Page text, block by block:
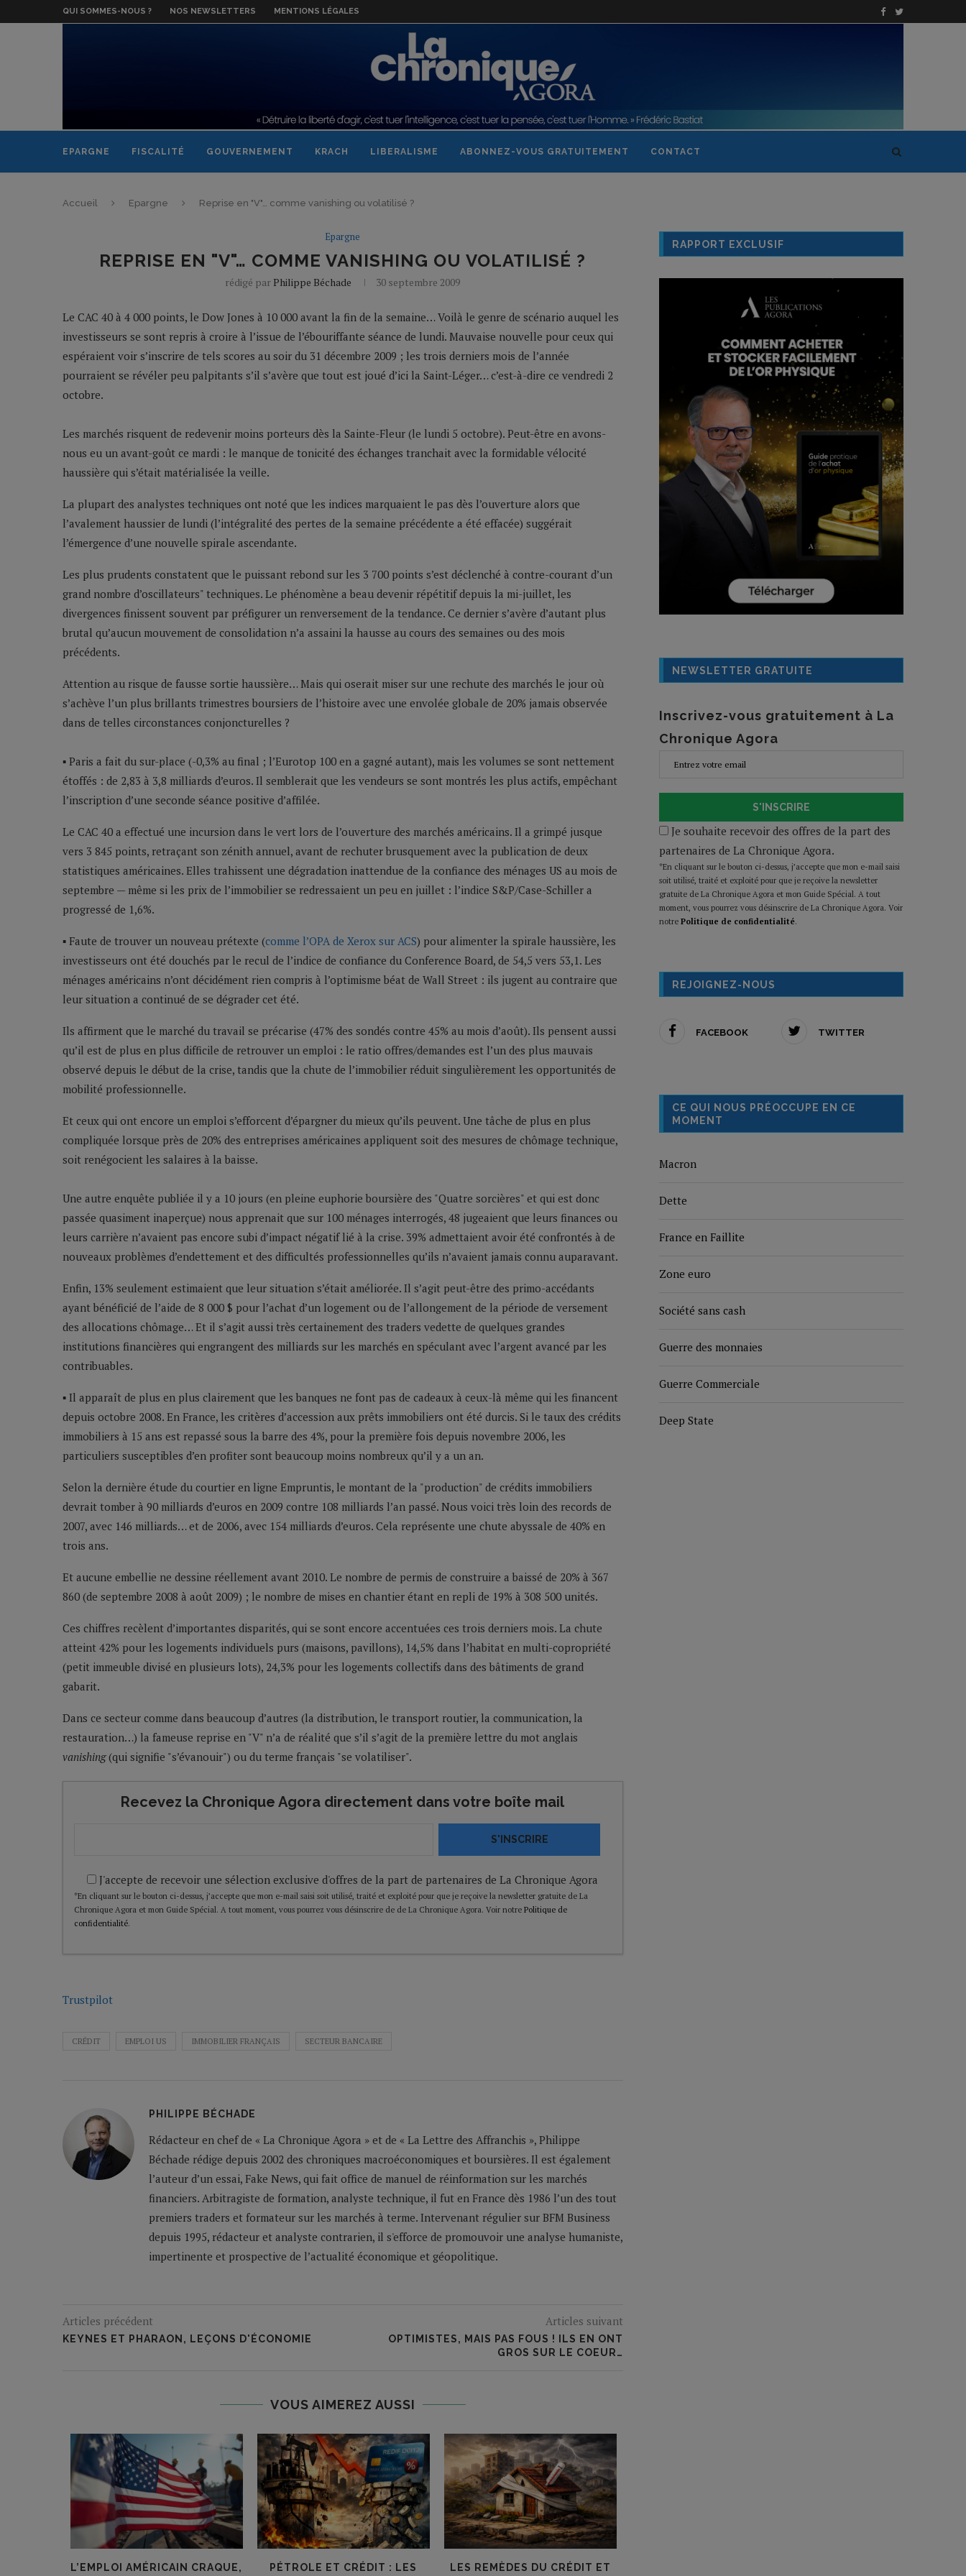
QUI SOMMES-NOUS ? NOS NEWSLETTERS MENTIONS LÉGALES
EPARGNE FISCALITÉ GOUVERNEMENT KRACH LIBERALISME ABONNEZ-VOUS GRATUITEMENT CONTACT
Accueil Epargne Reprise en "V"… comme vanishing ou volatilisé ?
Epargne
REPRISE EN "V"… COMME VANISHING OU VOLATILISÉ ?
rédigé par Philippe Béchade 30 septembre 2009
Le CAC 40 à 4 000 points, le Dow Jones à 10 000 avant la fin de la semaine… Voilà le genre de scénario auquel les
investisseurs se sont repris à croire à l’issue de l’ébouriffante séance de lundi. Mauvaise nouvelle pour ceux qui
espéraient voir s’inscrire de tels scores au soir du 31 décembre 2009 ; les trois derniers mois de l’année
pourraient se révéler peu palpitants s’il s’avère que tout est joué d’ici la Saint-Léger… c’est-à-dire ce vendredi 2
octobre.
Les marchés risquent de redevenir moins porteurs dès la Sainte-Fleur (le lundi 5 octobre). Peut-être en avons-
nous eu un avant-goût ce mardi : le manque de tonicité des échanges tranchait avec la formidable vélocité
haussière qui s’était matérialisée la veille.
La plupart des analystes techniques ont noté que les indices marquaient le pas dès l’ouverture alors que
l’avalement haussier de lundi (l’intégralité des pertes de la semaine précédente a été effacée) suggérait
l’émergence d’une nouvelle spirale ascendante.
Les plus prudents constatent que le puissant rebond sur les 3 700 points s’est déclenché à contre-courant d’un
grand nombre d’oscillateurs" techniques. Le phénomène a beau devenir répétitif depuis la mi-juillet, les
divergences finissent souvent par préfigurer un renversement de la tendance. Ce dernier s’avère d’autant plus
brutal qu’aucun mouvement de consolidation n’a assaini la hausse au cours des semaines ou des mois
précédents.
Attention au risque de fausse sortie haussière… Mais qui oserait miser sur une rechute des marchés le jour où
s’achève l’un plus brillants trimestres boursiers de l’histoire avec une envolée globale de 20% jamais observée
dans de telles circonstances conjoncturelles ?
▪ Paris a fait du sur-place (-0,3% au final ; l’Eurotop 100 en a gagné autant), mais les volumes se sont nettement
étoffés : de 2,83 à 3,8 milliards d’euros. Il semblerait que les vendeurs se sont montrés les plus actifs, empêchant
l’inscription d’une seconde séance positive d’affilée.
Le CAC 40 a effectué une incursion dans le vert lors de l’ouverture des marchés américains. Il a grimpé jusque
vers 3 845 points, retraçant son zénith annuel, avant de rechuter brusquement avec la publication de deux
statistiques américaines. Elles trahissent une dégradation inattendue de la confiance des ménages US au mois de
septembre — même si les prix de l’immobilier se redressaient un peu en juillet : l’indice S&P/Case-Schiller a
progressé de 1,6%.
▪ Faute de trouver un nouveau prétexte (comme l’OPA de Xerox sur ACS) pour alimenter la spirale haussière, les
investisseurs ont été douchés par le recul de l’indice de confiance du Conference Board, de 54,5 vers 53,1. Les
ménages américains n’ont décidément rien compris à l’optimisme béat de Wall Street : ils jugent au contraire que
leur situation a continué de se dégrader cet été.
Ils affirment que le marché du travail se précarise (47% des sondés contre 45% au mois d’août). Ils pensent aussi
qu’il est de plus en plus difficile de retrouver un emploi : le ratio offres/demandes est l’un des plus mauvais
observé depuis le début de la crise, tandis que la chute de l’immobilier réduit singulièrement les opportunités de
mobilité professionnelle.
Et ceux qui ont encore un emploi s’efforcent d’épargner du mieux qu’ils peuvent. Une tâche de plus en plus
compliquée lorsque près de 20% des entreprises américaines appliquent soit des mesures de chômage technique,
soit renégocient les salaires à la baisse.
Une autre enquête publiée il y a 10 jours (en pleine euphorie boursière des "Quatre sorcières" et qui est donc
passée quasiment inaperçue) nous apprenait que sur 100 ménages interrogés, 48 jugeaient que leurs finances ou
leurs carrière n’avaient pas encore subi d’impact négatif lié à la crise. 39% admettaient avoir été confrontés à de
nouveaux problèmes d’endettement et des difficultés professionnelles qu’ils n’avaient jamais connu auparavant.
Enfin, 13% seulement estimaient que leur situation s’était améliorée. Il s’agit peut-être des primo-accédants
ayant bénéficié de l’aide de 8 000 $ pour l’achat d’un logement ou de l’allongement de la période de versement
des allocations chômage… Et il s’agit aussi très certainement des traders vedette de quelques grandes
institutions financières qui engrangent des milliards sur les marchés en spéculant avec l’argent avancé par les
contribuables.
▪ Il apparaît de plus en plus clairement que les banques ne font pas de cadeaux à ceux-là même qui les financent
depuis octobre 2008. En France, les critères d’accession aux prêts immobiliers ont été durcis. Si le taux des crédits
immobiliers à 15 ans est repassé sous la barre des 4%, pour la première fois depuis novembre 2006, les
particuliers susceptibles d’en profiter sont beaucoup moins nombreux qu’il y a un an.
Selon la dernière étude du courtier en ligne Empruntis, le montant de la "production" de crédits immobiliers
devrait tomber à 90 milliards d’euros en 2009 contre 108 milliards l’an passé. Nous voici très loin des records de
2007, avec 146 milliards… et de 2006, avec 154 milliards d’euros. Cela représente une chute abyssale de 40% en
trois ans.
Et aucune embellie ne dessine réellement avant 2010. Le nombre de permis de construire a baissé de 20% à 367
860 (de septembre 2008 à août 2009) ; le nombre de mises en chantier étant en repli de 19% à 308 500 unités.
Ces chiffres recèlent d’importantes disparités, qui se sont encore accentuées ces trois derniers mois. La chute
atteint 42% pour les logements individuels purs (maisons, pavillons), 14,5% dans l’habitat en multi-copropriété
(petit immeuble divisé en plusieurs lots), 24,3% pour les logements collectifs dans des bâtiments de grand
gabarit.
Dans ce secteur comme dans beaucoup d’autres (la distribution, le transport routier, la communication, la
restauration…) la fameuse reprise en "V" n’a de réalité que s’il s’agit de la première lettre du mot anglais
vanishing(qui signifie "s’évanouir") ou du terme français "se volatiliser".
Recevez la Chronique Agora directement dans votre boîte mail
S'INSCRIRE
J'accepte de recevoir une sélection exclusive d'offres de la part de partenaires de La Chronique Agora
*En cliquant sur le bouton ci-dessus, j’accepte que mon e-mail saisi soit utilisé, traité et exploité pour que je reçoive la newsletter gratuite de La
Chronique Agora et mon Guide Spécial. A tout moment, vous pourrez vous désinscrire de de La Chronique Agora. Voir notre Politique de
confidentialité.
Trustpilot
CRÉDIT EMPLOI US IMMOBILIER FRANÇAIS SECTEUR BANCAIRE
PHILIPPE BÉCHADE
Rédacteur en chef de « La Chronique Agora » et de « La Lettre des Affranchis », Philippe
Béchade rédige depuis 2002 des chroniques macroéconomiques et boursières. Il est également
l’auteur d’un essai, Fake News, qui fait office de manuel de réinformation sur les marchés
financiers. Arbitragiste de formation, analyste technique, il fut en France dès 1986 l’un des tout
premiers traders et formateur sur les marchés à terme. Intervenant régulier sur BFM Business
depuis 1995, rédacteur et analyste contrarien, il s'efforce de promouvoir une analyse humaniste,
impertinente et prospective de l’actualité économique et géopolitique.
Articles précédent
KEYNES ET PHARAON, LEÇONS D'ÉCONOMIE
Articles suivant
OPTIMISTES, MAIS PAS FOUS ! ILS EN ONT
GROS SUR LE COEUR…
VOUS AIMEREZ AUSSI
L’EMPLOI AMÉRICAIN CRAQUE,
PÉTROLE ET CRÉDIT : LES
LES REMÈDES DU CRÉDIT ET
RAPPORT EXCLUSIF
NEWSLETTER GRATUITE
Inscrivez-vous gratuitement à La
Chronique Agora
S'INSCRIRE
Je souhaite recevoir des offres de la part des
partenaires de La Chronique Agora.
*En cliquant sur le bouton ci-dessus, j’accepte que mon e-mail saisi
soit utilisé, traité et exploité pour que je reçoive la newsletter
gratuite de La Chronique Agora et mon Guide Spécial. A tout
moment, vous pourrez vous désinscrire de La Chronique Agora. Voir
notre Politique de confidentialité.
REJOIGNEZ-NOUS
FACEBOOK TWITTER
CE QUI NOUS PRÉOCCUPE EN CE
MOMENT
Macron
Dette
France en Faillite
Zone euro
Société sans cash
Guerre des monnaies
Guerre Commerciale
Deep State